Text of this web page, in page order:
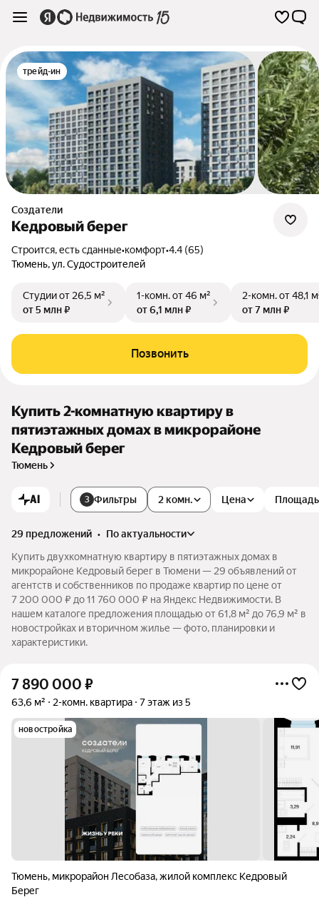
трейд-ин
Создатели
Кедровый берег
Строится, есть сданные•комфорт•4.4 (65)
Тюмень,ул. Судостроителей
Студииот 26,5 м²
от 5 млн ₽
1-комн.от 46 м²
от 6,1 млн ₽
2-комн.от 48,1
от 7 млн ₽
Позвонить
Купить 2-комнатную квартиру в
пятиэтажных домах в микрорайоне
Кедровый берег
Тюмень
AI 3 Фильтры 2 комн. Цена Площадь
29 предложений •
по актуальности
Купить двухкомнатную квартиру в пятиэтажных домах в
микрорайоне Кедровый берег в Тюмени — 29 объявлений от
агентств и собственников по продаже квартир по цене от
7 200 000 ₽ до 11 760 000 ₽ на Яндекс Недвижимости. В
нашем каталоге предложения площадью от 61,8 м² до 76,9 м² в
новостройках и вторичном жилье — фото, планировки и
характеристики.
7 890 000 ₽
63,6 м² 2-комн. квартира 7 этаж из 5
новостройка
Тюмень, микрорайон Лесобаза,жилой комплекс Кедровый
Берег